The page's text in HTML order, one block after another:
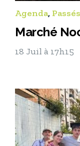
Agenda, Passés
Marché
18 Juil à 17h15